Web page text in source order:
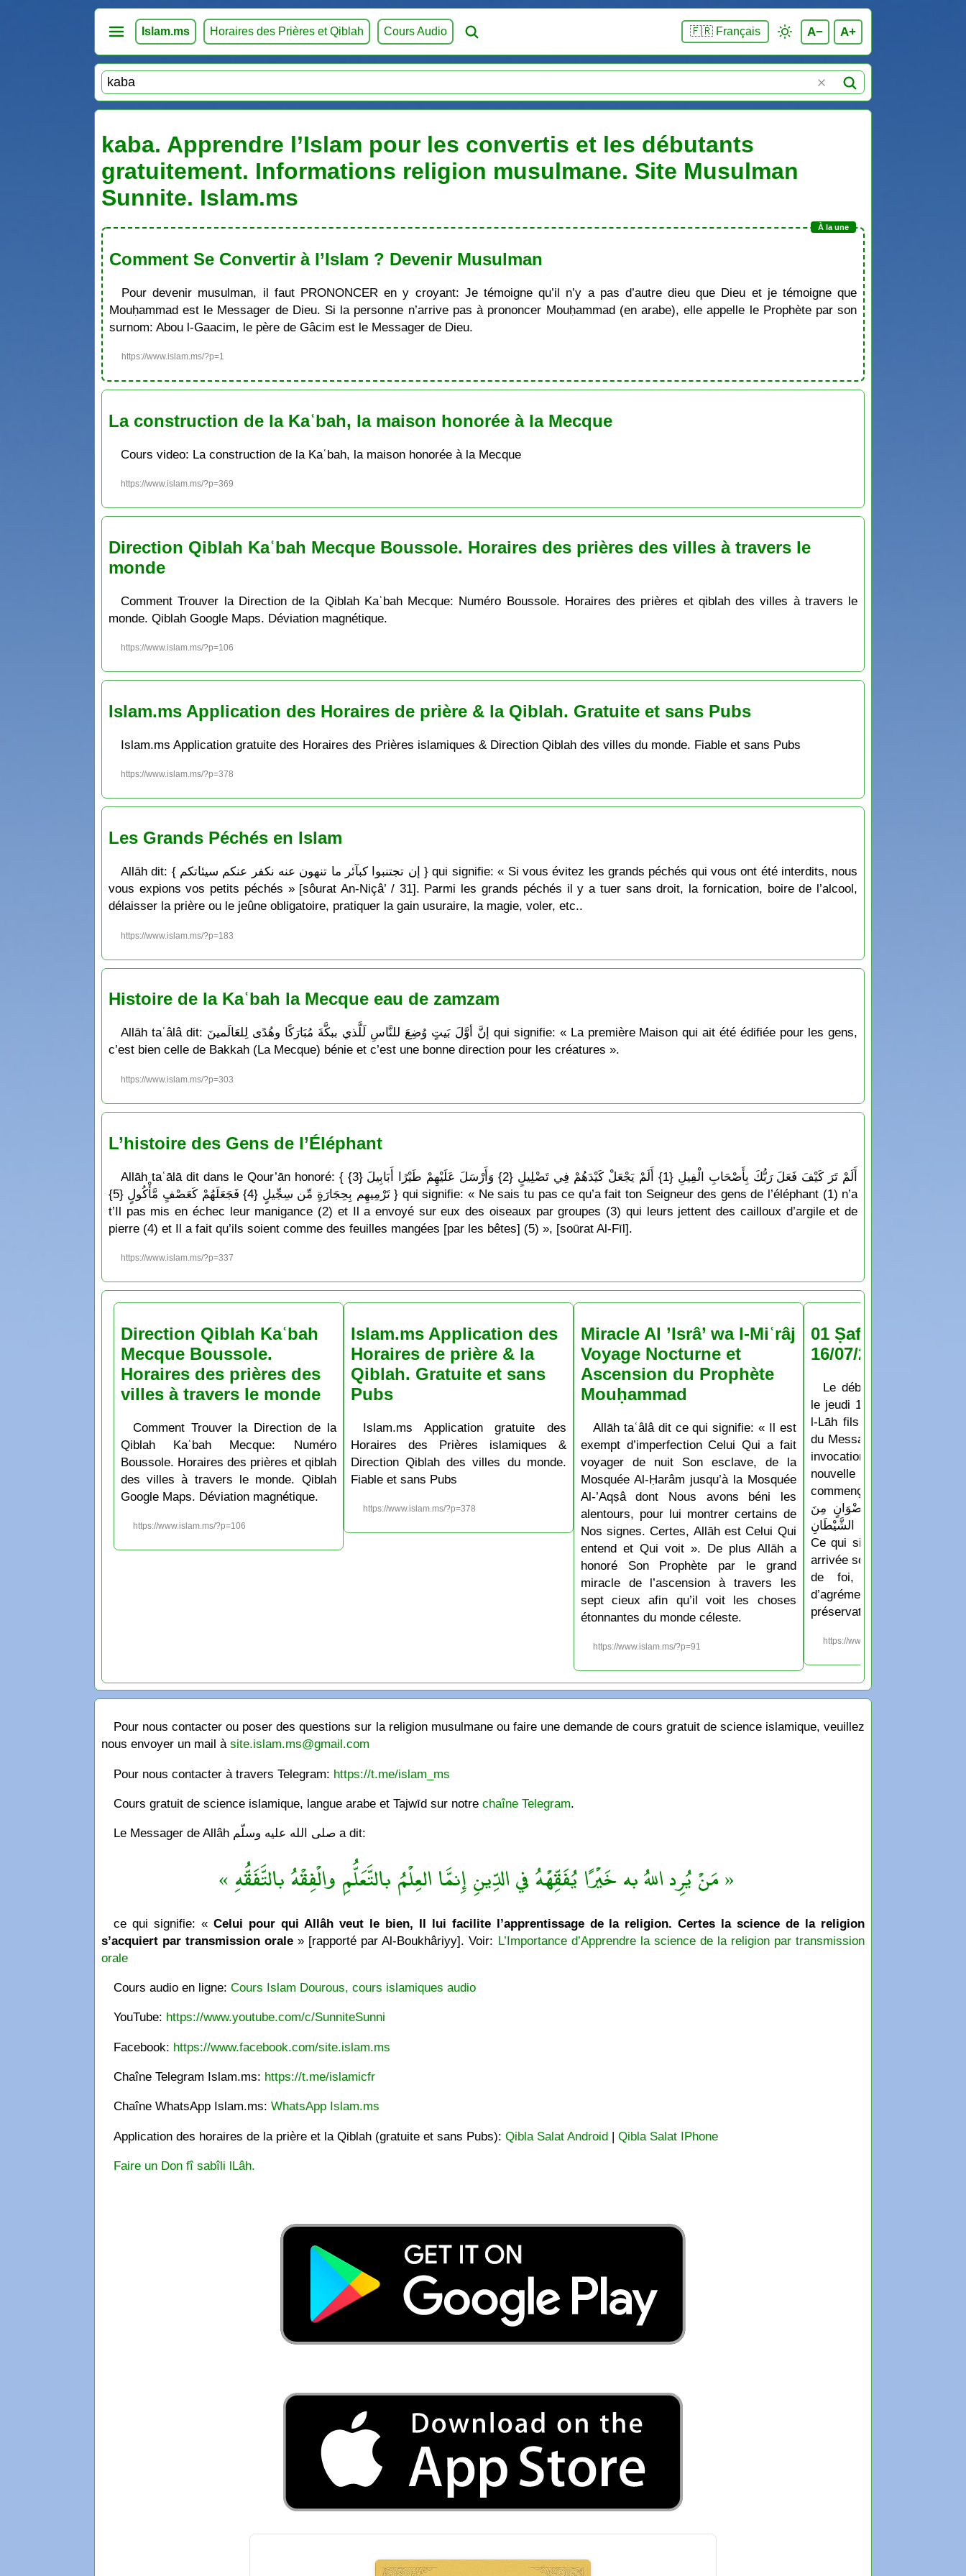
Islam.ms Horaires des Prières et Qiblah Cours Audio 🇫🇷 Français A− A+
kaba. Apprendre l’Islam pour les convertis et les débutants
gratuitement. Informations religion musulmane. Site Musulman
Sunnite. Islam.ms
Comment Se Convertir à l’Islam ? Devenir Musulman
Pour devenir musulman, il faut PRONONCER en y croyant: Je témoigne qu’il n’y a pas d’autre dieu que Dieu et je témoigne que
Mouḥammad est le Messager de Dieu. Si la personne n’arrive pas à prononcer Mouḥammad (en arabe), elle appelle le Prophète par son
surnom: Abou l-Gaacim, le père de Gâcim est le Messager de Dieu.
https://www.islam.ms/?p=1
La construction de la Kaʿbah, la maison honorée à la Mecque
Cours video: La construction de la Kaʿbah, la maison honorée à la Mecque
https://www.islam.ms/?p=369
Direction Qiblah Kaʿbah Mecque Boussole. Horaires des prières des villes à travers le
monde
Comment Trouver la Direction de la Qiblah Kaʿbah Mecque: Numéro Boussole. Horaires des prières et qiblah des villes à travers le
monde. Qiblah Google Maps. Déviation magnétique.
https://www.islam.ms/?p=106
Islam.ms Application des Horaires de prière & la Qiblah. Gratuite et sans Pubs
Islam.ms Application gratuite des Horaires des Prières islamiques & Direction Qiblah des villes du monde. Fiable et sans Pubs
https://www.islam.ms/?p=378
Les Grands Péchés en Islam
Allāh dit: { إن تجتنبوا كبآئر ما تنهون عنه نكفر عنكم سيئاتكم } qui signifie: « Si vous évitez les grands péchés qui vous ont été interdits, nous
vous expions vos petits péchés » [sôurat An-Niçâ’ / 31]. Parmi les grands péchés il y a tuer sans droit, la fornication, boire de l’alcool,
délaisser la prière ou le jeûne obligatoire, pratiquer la gain usuraire, la magie, voler, etc..
https://www.islam.ms/?p=183
Histoire de la Kaʿbah la Mecque eau de zamzam
Allāh taʿâlâ dit: إنَّ أوَّلَ بَيتٍ وُضِعَ للنَّاسِ لَلَّذي ببكَّةَ مُبَارَكًا وهُدًى لِلعَالَمينَ qui signifie: « La première Maison qui ait été édifiée pour les gens,
c’est bien celle de Bakkah (La Mecque) bénie et c’est une bonne direction pour les créatures ».
https://www.islam.ms/?p=303
L’histoire des Gens de l’Éléphant
Allāh taʿālā dit dans le Qour’ān honoré: { أَلَمْ تَرَ كَيْفَ فَعَلَ رَبُّكَ بِأَصْحَابِ الْفِيلِ {1} أَلَمْ يَجْعَلْ كَيْدَهُمْ فِي تَضْلِيلٍ {2} وَأَرْسَلَ عَلَيْهِمْ طَيْرًا أَبَابِيلَ {3}
تَرْمِيهِم بِحِجَارَةٍ مِّن سِجِّيلٍ {4} فَجَعَلَهُمْ كَعَصْفٍ مَّأْكُولٍ {5} } qui signifie: « Ne sais tu pas ce qu’a fait ton Seigneur des gens de l’éléphant (1) n’a
t’Il pas mis en échec leur manigance (2) et Il a envoyé sur eux des oiseaux par groupes (3) qui leurs jettent des cailloux d’argile et de
pierre (4) et Il a fait qu’ils soient comme des feuilles mangées [par les bêtes] (5) », [soūrat Al-Fīl].
https://www.islam.ms/?p=337
Direction Qiblah Kaʿbah
Mecque Boussole.
Horaires des prières des
villes à travers le monde
Comment Trouver la Direction de la
Qiblah Kaʿbah Mecque: Numéro
Boussole. Horaires des prières et qiblah
des villes à travers le monde. Qiblah
Google Maps. Déviation magnétique.
https://www.islam.ms/?p=106
Islam.ms Application des
Horaires de prière & la
Qiblah. Gratuite et sans
Pubs
Islam.ms Application gratuite des
Horaires des Prières islamiques &
Direction Qiblah des villes du monde.
Fiable et sans Pubs
https://www.islam.ms/?p=378
Miracle Al ’Isrâ’ wa l-Miʿrâj
Voyage Nocturne et
Ascension du Prophète
Mouḥammad
Allāh taʿâlâ dit ce qui signifie: « Il est
exempt d’imperfection Celui Qui a fait
voyager de nuit Son esclave, de la
Mosquée Al-Ḥarâm jusqu’à la Mosquée
Al-’Aqṣâ dont Nous avons béni les
alentours, pour lui montrer certains de
Nos signes. Certes, Allāh est Celui Qui
entend et Qui voit ». De plus Allāh a
honoré Son Prophète par le grand
miracle de l’ascension à travers les
sept cieux afin qu’il voit les choses
étonnantes du monde céleste.
https://www.islam.ms/?p=91
01 Ṣafar 1448 :
16/07/2026
Le début du mois de
le jeudi 16 Juillet 2026
l-Lāh fils de Hichām: Les
du Messager de Allāh
invocation qu’ils disaient
nouvelle année ou un
commençait: « اللَّهُمَّ أَدْخِلْهُ عَلَيْنَا بِالْأَمْنِ
وَالْإِسْلَامِ، وَرِضْوَانٍ مِنَ
(أيْ حِفْظٍ) مِنَ الشَّيْطَانِ »
Ce qui signifie: « Ô Allāh
arrivée soit accompagnée
de foi, de protection
d’agrément de Ar-
préservation contre le
https://www.islam.ms/?p=1213
Pour nous contacter ou poser des questions sur la religion musulmane ou faire une demande de cours gratuit de science islamique, veuillez
nous envoyer un mail à site.islam.ms@gmail.com
Pour nous contacter à travers Telegram: https://t.me/islam_ms
Cours gratuit de science islamique, langue arabe et Tajwīd sur notrechaîne Telegram.
Le Messager de Allâh صلى الله عليه وسلّم a dit:
« مَنْ يُرِد اللهُ به خَيْرًا يُفَقِّهْهُ في الدِّينِ إِنمَّا العِلْمُ بالتَّعَلُّمِ والْفِقْهُ بالتَّفَقُّهِ »
ce qui signifie: « Celui pour qui Allâh veut le bien, Il lui facilite l’apprentissage de la religion. Certes la science de la religion
s’acquiert par transmission orale » [rapporté par Al-Boukhâriyy]. Voir: L’Importance d’Apprendre la science de la religion par transmission
orale
Cours audio en ligne:Cours Islam Dourous, cours islamiques audio
YouTube: https://www.youtube.com/c/SunniteSunni
Facebook: https://www.facebook.com/site.islam.ms
Chaîne Telegram Islam.ms: https://t.me/islamicfr
Chaîne WhatsApp Islam.ms:WhatsApp Islam.ms
Application des horaires de la prière et la Qiblah (gratuite et sans Pubs):Qibla Salat Android |Qibla Salat IPhone
Faire un Don fî sabîli lLâh.